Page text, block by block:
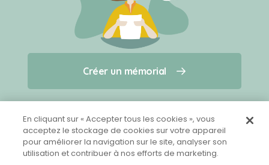
Créer un mémorial
Qui sommes-nous ?
Nous contacter
Partager sur Facebook
Créer un mémorial
En cliquant sur « Accepter tous les cookies », vous
acceptez le stockage de cookies sur votre appareil
pour améliorer la navigation sur le site, analyser son
utilisation et contribuer à nos efforts de marketing.